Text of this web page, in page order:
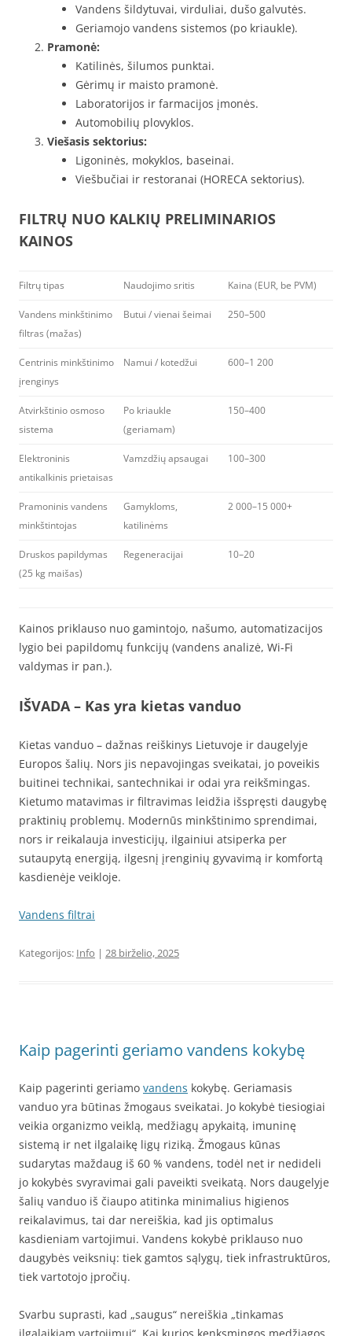
Vandens šildytuvai, virduliai, dušo galvutės.
Geriamojo vandens sistemos (po kriaukle).
Pramonė:
Katilinės, šilumos punktai.
Gėrimų ir maisto pramonė.
Laboratorijos ir farmacijos įmonės.
Automobilių plovyklos.
Viešasis sektorius:
Ligoninės, mokyklos, baseinai.
Viešbučiai ir restoranai (HORECA sektorius).
FILTRŲ NUO KALKIŲ PRELIMINARIOS
KAINOS
Filtrų tipas Naudojimo sritis Kaina (EUR, be PVM)
Vandens minkštinimo
filtras (mažas)
Butui / vienai šeimai 250–500
Centrinis minkštinimo
įrenginys
Namui / kotedžui 600–1 200
Atvirkštinio osmoso
sistema
Po kriaukle
(geriamam)
150–400
Elektroninis
antikalkinis prietaisas
Vamzdžių apsaugai 100–300
Pramoninis vandens
minkštintojas
Gamykloms,
katilinėms
2 000–15 000+
Druskos papildymas
(25 kg maišas)
Regeneracijai 10–20
Kainos priklauso nuo gamintojo, našumo, automatizacijos
lygio bei papildomų funkcijų (vandens analizė, Wi-Fi
valdymas ir pan.).
IŠVADA – Kas yra kietas vanduo
Kietas vanduo – dažnas reiškinys Lietuvoje ir daugelyje
Europos šalių. Nors jis nepavojingas sveikatai, jo poveikis
buitinei technikai, santechnikai ir odai yra reikšmingas.
Kietumo matavimas ir filtravimas leidžia išspręsti daugybę
praktinių problemų. Modernūs minkštinimo sprendimai,
nors ir reikalauja investicijų, ilgainiui atsiperka per
sutaupytą energiją, ilgesnį įrenginių gyvavimą ir komfortą
kasdienėje veikloje.
Vandens filtrai
Kategorijos: Info | 28 birželio, 2025
Kaip pagerinti geriamo vandens kokybę
Kaip pagerinti geriamo vandens kokybę. Geriamasis
vanduo yra būtinas žmogaus sveikatai. Jo kokybė tiesiogiai
veikia organizmo veiklą, medžiagų apykaitą, imuninę
sistemą ir net ilgalaikę ligų riziką. Žmogaus kūnas
sudarytas maždaug iš 60 % vandens, todėl net ir nedideli
jo kokybės svyravimai gali paveikti sveikatą. Nors daugelyje
šalių vanduo iš čiaupo atitinka minimalius higienos
reikalavimus, tai dar nereiškia, kad jis optimalus
kasdieniam vartojimui. Vandens kokybė priklauso nuo
daugybės veiksnių: tiek gamtos sąlygų, tiek infrastruktūros,
tiek vartotojo įpročių.
Svarbu suprasti, kad „saugus“ nereiškia „tinkamas